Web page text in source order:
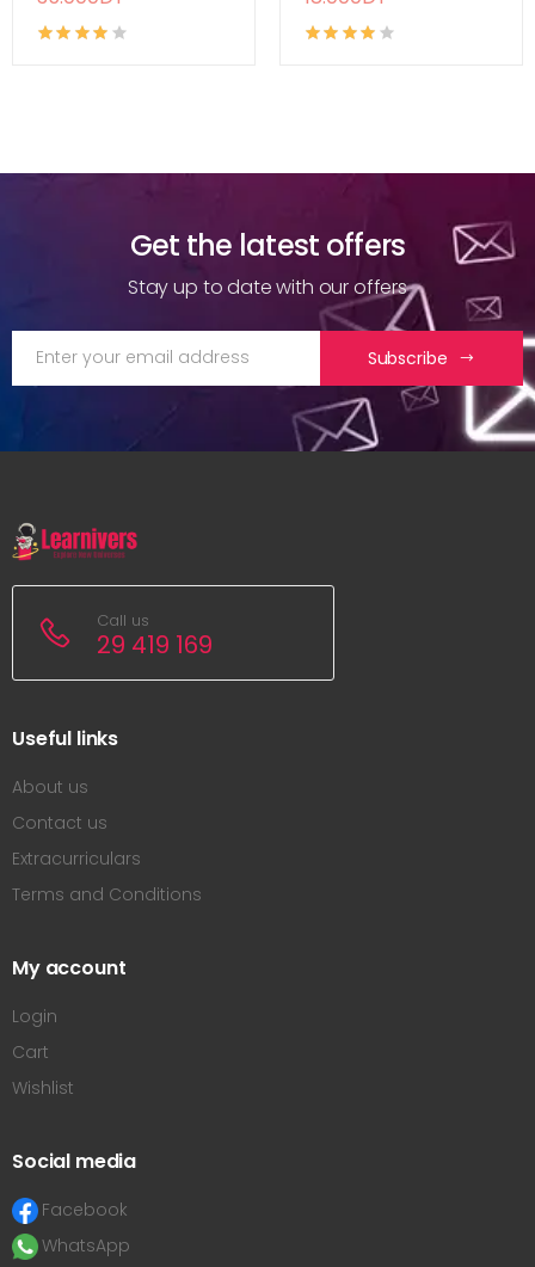
Get the latest offers
Stay up to date with our offers
Subscribe
Call us
29 419 169
Useful links
About us
Contact us
Extracurriculars
Terms and Conditions
My account
Login
Cart
Wishlist
Social media
Facebook
WhatsApp